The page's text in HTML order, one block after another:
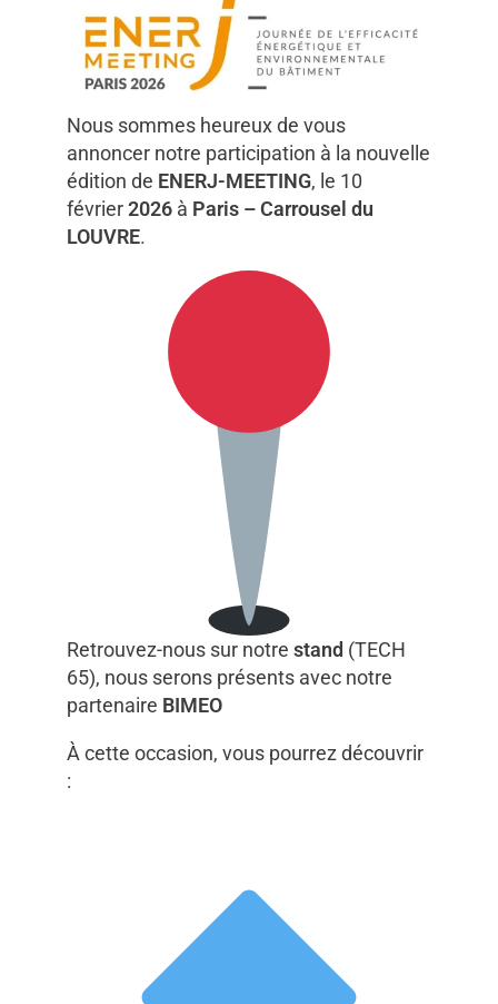
3 février 2026 Thierry Mouge
Nous sommes heureux de vous
annoncer notre participation à la nouvelle
édition de ENERJ-MEETING, le 10
février2026 à Paris – Carrousel du
LOUVRE.
Retrouvez-nous sur notre stand (TECH
65), nous serons présents avec notre
partenaire BIMEO
À cette occasion, vous pourrez découvrir
: